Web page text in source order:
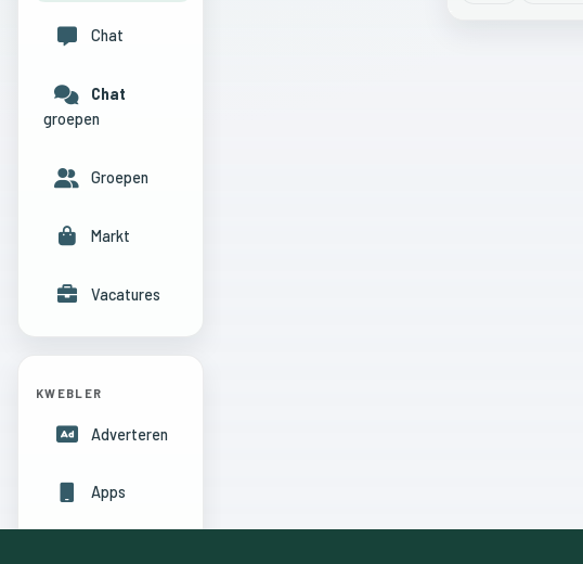
Chat
Chat
groepen
Groepen
Markt
Vacatures
KWEBLER
Adverteren
Apps